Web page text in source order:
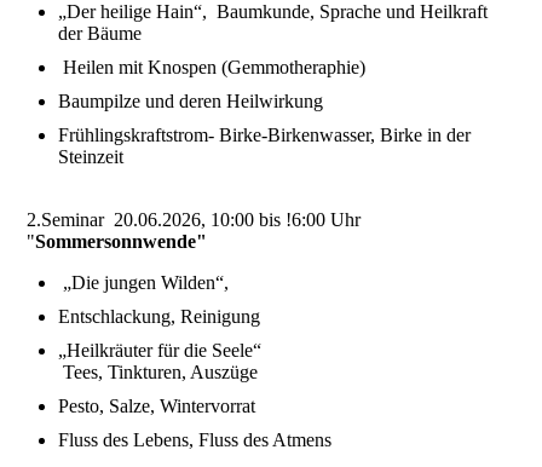
„Der heilige Hain“, Baumkunde, Sprache und Heilkraft
der Bäume
Heilen mit Knospen (Gemmotheraphie)
Baumpilze und deren Heilwirkung
Frühlingskraftstrom- Birke-Birkenwasser, Birke in der
Steinzeit
2.Seminar 20.06.2026, 10:00 bis !6:00 Uhr
"Sommersonnwende"
„Die jungen Wilden“,
Entschlackung, Reinigung
„Heilkräuter für die Seele“
Tees, Tinkturen, Auszüge
Pesto, Salze, Wintervorrat
Fluss des Lebens, Fluss des Atmens